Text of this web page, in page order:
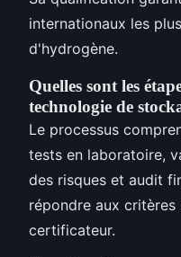
internationaux les
d'hydrogène.
Quelles sont les
technologie de
Le processus
tests en laboratoire,
des risques et audit
répondre aux
certificateur.